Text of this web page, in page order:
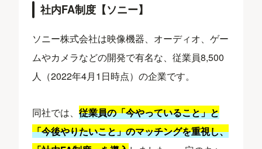
社内FA制度【ソニー】
ソニー株式会社は映像機器、オーディオ、ゲー
ムやカメラなどの開発で有名な、従業員8,500
人（2022年4月1日時点）の企業です。
同社では、従業員の「今やっていること」と
「今後やりたいこと」のマッチングを重視し、